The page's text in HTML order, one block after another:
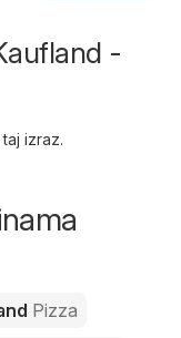
-
izraz.
Pizza